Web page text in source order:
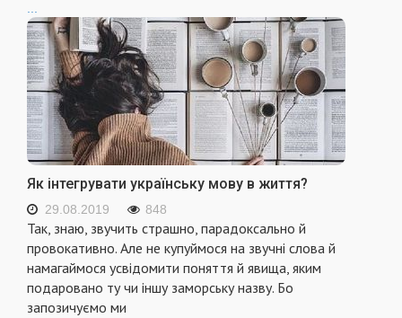
...
Як інтегрувати українську мову в життя?
29.08.2019 848
Так, знаю, звучить страшно, парадоксально й
провокативно. Але не купуймося на звучні слова й
намагаймося усвідомити поняття й явища, яким
подаровано ту чи іншу заморську назву. Бо
запозичуємо ми